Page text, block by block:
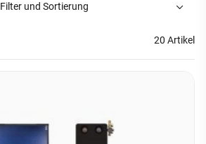
Filter und Sortierung
20 Artikel